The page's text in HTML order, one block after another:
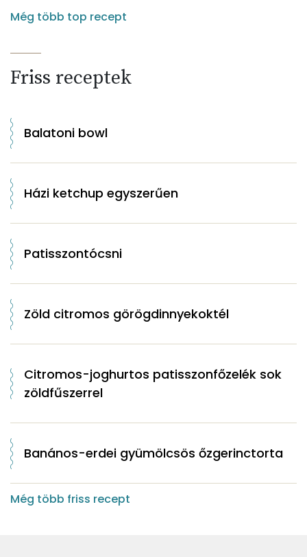
Még több top recept
Friss receptek
Balatoni bowl
Házi ketchup egyszerűen
Patisszontócsni
Zöld citromos görögdinnyekoktél
Citromos-joghurtos patisszonfőzelék sok
zöldfűszerrel
Banános-erdei gyümölcsös őzgerinctorta
Még több friss recept